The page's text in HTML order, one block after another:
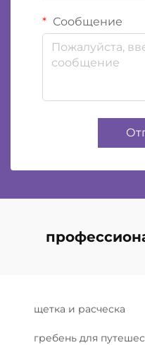
Сообщение
щетка и расческа
гребень для